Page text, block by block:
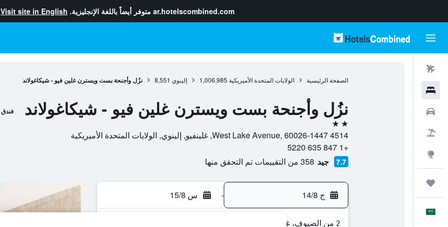
ar.hotelscombined.com متوفر أيضاً باللغة الإنجليزية. Visit site in English
الصفحة الرئيسية الولايات المتحدة الأميريكية 1,006,985 إلينوي 8,551 نزُل وأجنحة بست ويسترن غلين فيو - شيكاغولاند
نزُل وأجنحة بست ويسترن غلين فيو - شيكاغولاند فندق
2 نجمتين
4514 West Lake Avenue, 60026-1447, غلينفيو, إلينوي, الولايات المتحدة الأميريكية
+1 847 635 5220
7.7 جيد 358 من التقييمات تم التحقق منها
ج 14/8 - س 15/8
2 من الضيوف، غرفة واحدة